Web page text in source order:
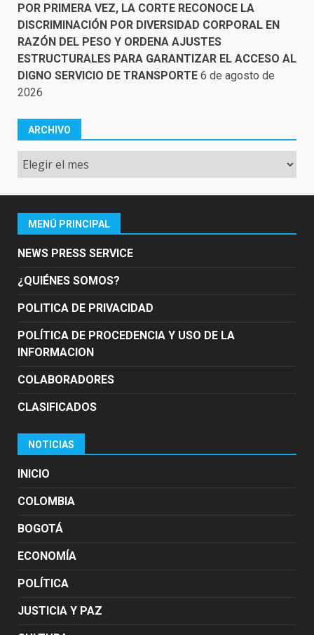
POR PRIMERA VEZ, LA CORTE RECONOCE LA
DISCRIMINACIÓN POR DIVERSIDAD CORPORAL EN
RAZÓN DEL PESO Y ORDENA AJUSTES
ESTRUCTURALES PARA GARANTIZAR EL ACCESO AL
DIGNO SERVICIO DE TRANSPORTE 6 de agosto de
2026
ARCHIVO
Archivo
MENÚ PRINCIPAL
NEWS PRESS SERVICE
¿QUIÉNES SOMOS?
POLITICA DE PRIVACIDAD
POLÍTICA DE PROCEDENCIA Y USO DE LA
INFORMACION
COLABORADORES
CLASIFICADOS
NOTICIAS
INICIO
COLOMBIA
BOGOTÁ
ECONOMÍA
POLÍTICA
JUSTICIA Y PAZ